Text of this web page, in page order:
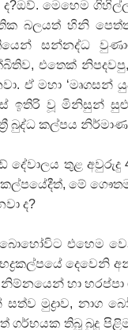
මෙහෙම
බලයත් හිනි
සන්නද්ධ
එතෙක්
ඒ මහා ‘මෘගසන්
ඉතිරි වූ මිනිසුන්
බුද්ධ කල්පය
දේවාලය තුළ
කල්පයේදීත්, මේ
ද?
එහෙම
භද්‍රකල්පයේ දෙවෙනි
නිම්නයෙන් හා
සත්ව මුද්‍රාව, නාග
ගර්භයක තිබූ බුදු